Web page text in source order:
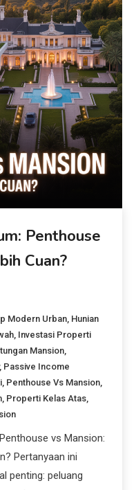
Penthouse
Cuan?
Modern Urban Hunian
Investasi Properti
Mansion
, Passive Income
Penthouse Vs Mansion
Properti Kelas Atas
vs Mansion:
Pertanyaan ini
penting: peluang